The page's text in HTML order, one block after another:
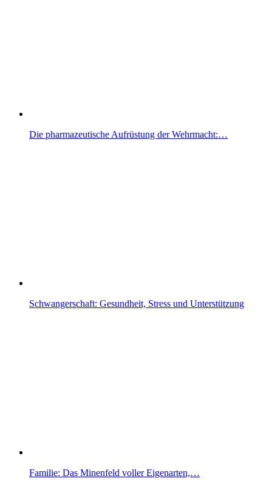
Die pharmazeutische Aufrüstung der Wehrmacht:…
Schwangerschaft: Gesundheit, Stress und Unterstützung
Familie: Das Minenfeld voller Eigenarten,…